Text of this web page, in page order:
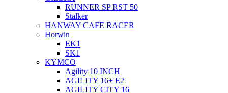
RUNNER SP RST 50
Stalker
HANWAY CAFE RACER
Horwin
EK1
SK1
KYMCO
Agility 10 INCH
AGILITY 16+ E2
AGILITY CITY 16